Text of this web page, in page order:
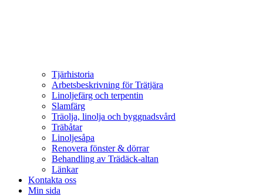
Tjärhistoria
Arbetsbeskrivning för Trätjära
Linoljefärg och terpentin
Slamfärg
Träolja, linolja och byggnadsvård
Träbåtar
Linoljesåpa
Renovera fönster & dörrar
Behandling av Trädäck-altan
Länkar
Kontakta oss
Min sida